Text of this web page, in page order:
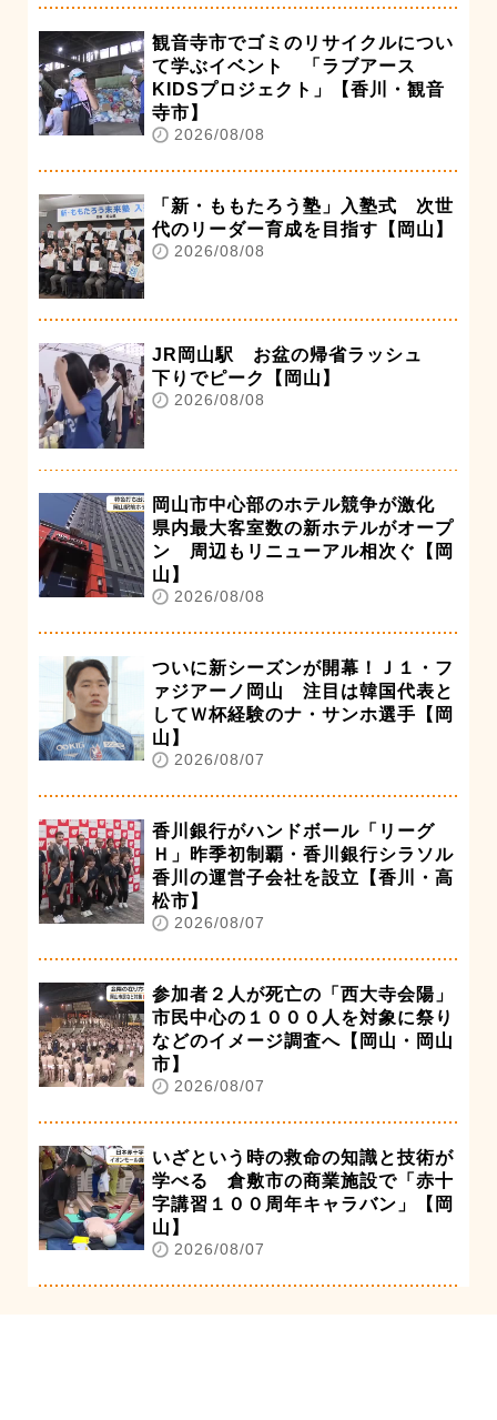
観音寺市でゴミのリサイクルについ
て学ぶイベント 「ラブアース
KIDSプロジェクト」【香川・観音
寺市】
2026/08/08
「新・ももたろう塾」入塾式 次世
代のリーダー育成を目指す【岡山】
2026/08/08
JR岡山駅 お盆の帰省ラッシュ
下りでピーク【岡山】
2026/08/08
岡山市中心部のホテル競争が激化
県内最大客室数の新ホテルがオープ
ン 周辺もリニューアル相次ぐ【岡
山】
2026/08/08
ついに新シーズンが開幕！Ｊ１・フ
ァジアーノ岡山 注目は韓国代表と
してＷ杯経験のナ・サンホ選手【岡
山】
2026/08/07
香川銀行がハンドボール「リーグ
Ｈ」昨季初制覇・香川銀行シラソル
香川の運営子会社を設立【香川・高
松市】
2026/08/07
参加者２人が死亡の「西大寺会陽」
市民中心の１０００人を対象に祭り
などのイメージ調査へ【岡山・岡山
市】
2026/08/07
いざという時の救命の知識と技術が
学べる 倉敷市の商業施設で「赤十
字講習１００周年キャラバン」【岡
山】
2026/08/07